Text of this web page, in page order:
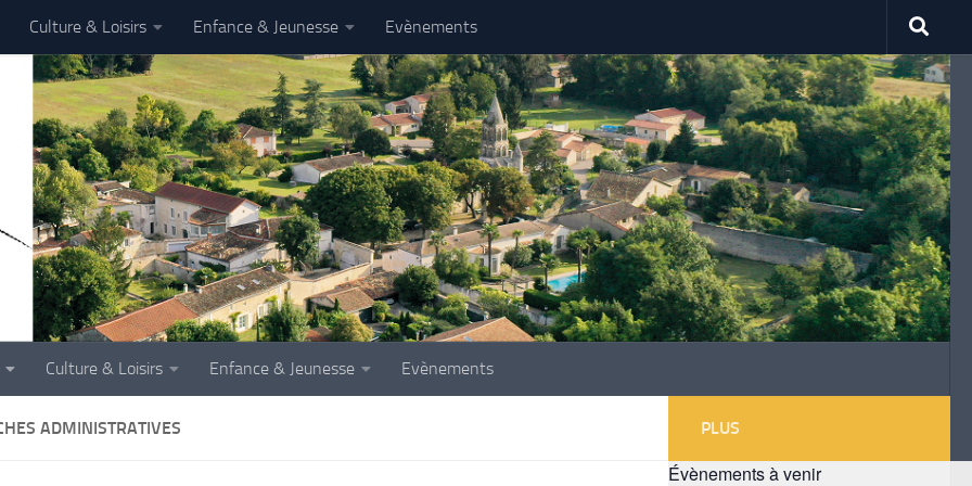
Culture & Loisirs Enfance & Jeunesse Evènements
Culture & Loisirs Enfance & Jeunesse Evènements
ADMINISTRATIVES PLUS
Évènements à venir